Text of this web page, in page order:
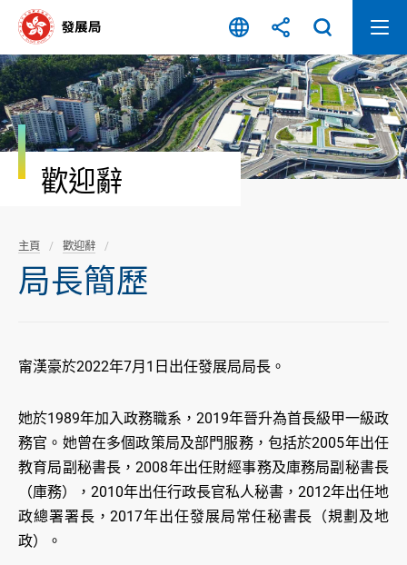
容
開
始
歡迎辭
主頁 歡迎辭
局長簡歷
甯漢豪於2022年7月1日出任發展局局長。
她於1989年加入政務職系，2019年晉升為首長級甲一級政
務官。她曾在多個政策局及部門服務，包括於2005年出任
教育局副秘書長，2008年出任財經事務及庫務局副秘書長
（庫務），2010年出任行政長官私人秘書，2012年出任地
政總署署長，2017年出任發展局常任秘書長（規劃及地
政）。